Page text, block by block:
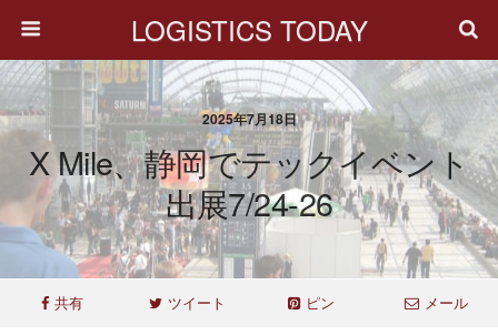
LOGISTICS TODAY
2025年7月18日
X Mile、静岡でテックイベント
出展7/24-26
共有 ツイート ピン メール